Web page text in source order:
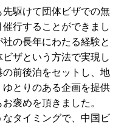
駆けて団体ビザでの無
行することができまし
の長年にわたる経験と
ザという方法で実現し
前後泊をセットし、地
とりのある企画を提供
褒めを頂きました。
タイミングで、中国ビ